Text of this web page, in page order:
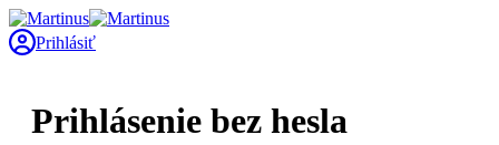
Prihlásiť
Prihlásenie bez hesla